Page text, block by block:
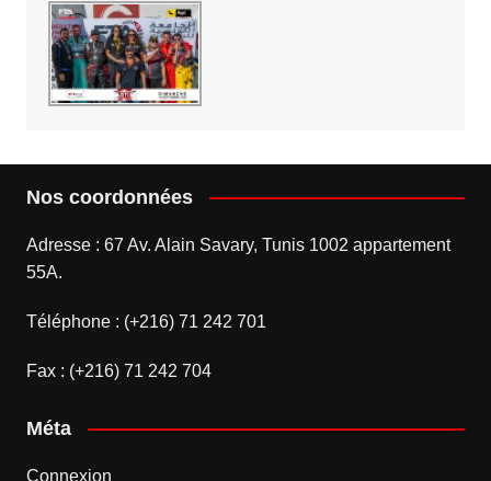
Nos coordonnées
Adresse : 67 Av. Alain Savary, Tunis 1002 appartement
55A.
Téléphone : (+216) 71 242 701
Fax : (+216) 71 242 704
Méta
Connexion